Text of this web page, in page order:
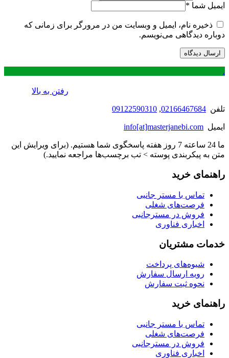
ایمیل شما *
ذخیره نام، ایمیل و وبسایت من در مرورگر برای زمانی که
دوباره دیدگاهی می‌نویسم.
.
رفتن به بالا
تلفن 02166467684
,
09122590310
ایمیل info[at]masterjanebi.com
ما 24 ساعته 7 روز هفته پاسخگوی شما هستیم. (برای ویرایش این
متن به پیکربندی پوسته > تب برچسب‌ها مراجعه نمایید.)
راهنمای خرید
تماس با مستر جانبی
فرصت‌های شغلی
فروش در مسترجانبی
اخباری فناوری
خدمات مشتریان
شیوه‌های پرداخت
رویه ارسال سفارش
نحوه ثبت سفارش
راهنمای خرید
تماس با مستر جانبی
فرصت‌های شغلی
فروش در مسترجانبی
اخباری فناوری